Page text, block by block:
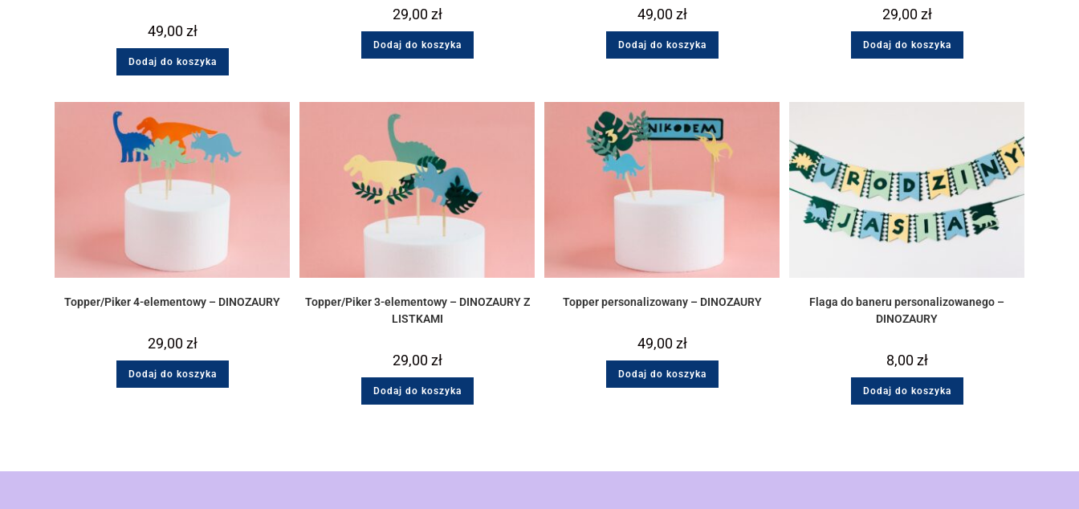
49,00zł
Dodaj do koszyka
29,00zł
Dodaj do koszyka
49,00zł
Dodaj do koszyka
29,00zł
Dodaj do koszyka
Topper/Piker 4-elementowy – DINOZAURY
29,00zł
Dodaj do koszyka
Topper/Piker 3-elementowy – DINOZAURY Z
LISTKAMI
29,00zł
Dodaj do koszyka
Topper personalizowany – DINOZAURY
49,00zł
Dodaj do koszyka
Flaga do baneru personalizowanego –
DINOZAURY
8,00zł
Dodaj do koszyka